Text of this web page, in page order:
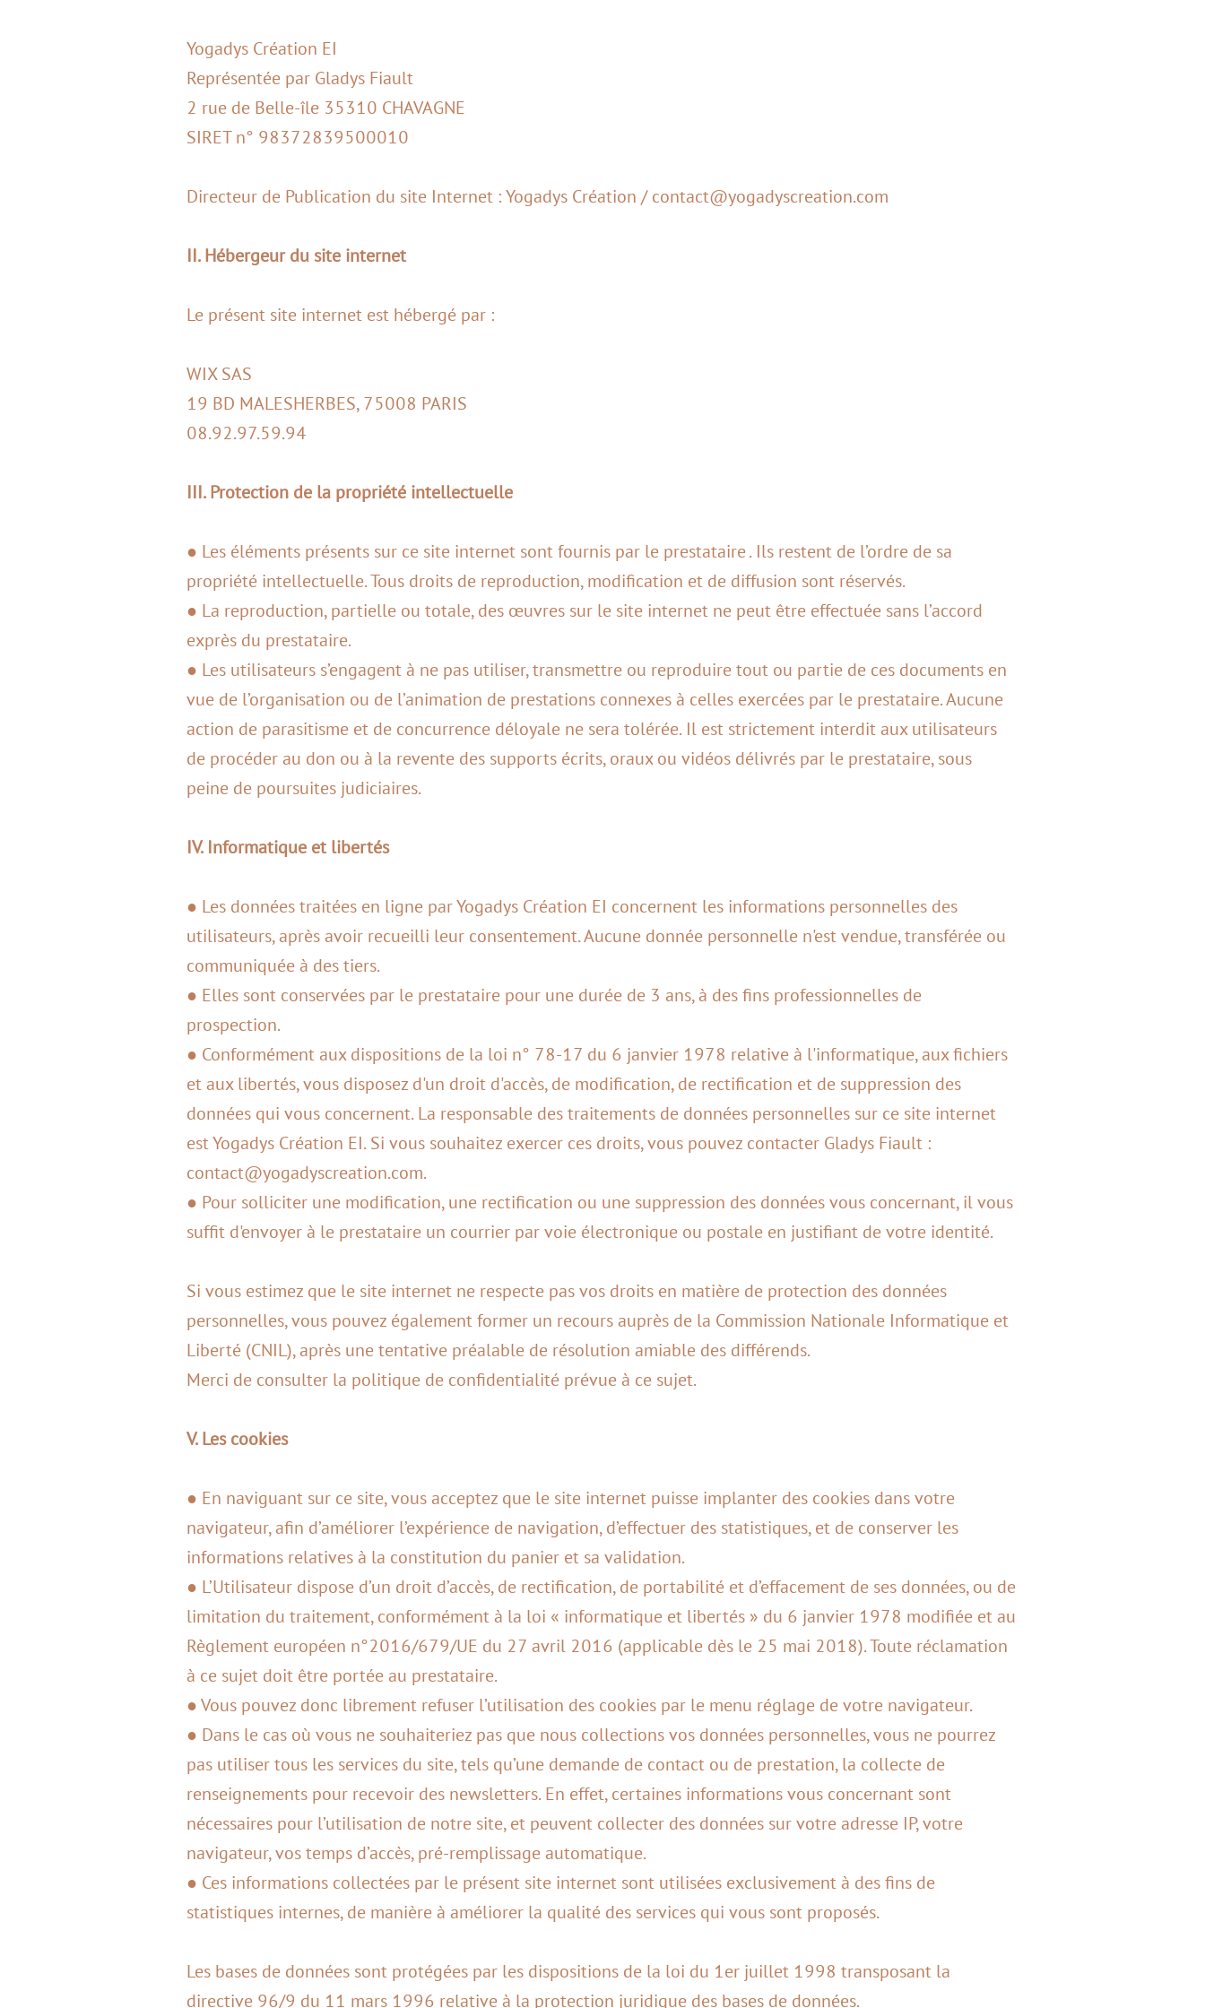
Yogadys Création EI
Représentée par Gladys Fiault
2 rue de Belle-île 35310 CHAVAGNE
SIRET n° 98372839500010
Directeur de Publication du site Internet : Yogadys Création / contact@yogadyscreation.com
II. Hébergeur du site internet
Le présent site internet est hébergé par :
WIX SAS
19 BD MALESHERBES, 75008 PARIS
08.92.97.59.94
III. Protection de la propriété intellectuelle
● Les éléments présents sur ce site internet sont fournis par le prestataire . Ils restent de l’ordre de sa
propriété intellectuelle. Tous droits de reproduction, modification et de diffusion sont réservés.
● La reproduction, partielle ou totale, des œuvres sur le site internet ne peut être effectuée sans l’accord
exprès du prestataire.
● Les utilisateurs s’engagent à ne pas utiliser, transmettre ou reproduire tout ou partie de ces documents en
vue de l’organisation ou de l’animation de prestations connexes à celles exercées par le prestataire. Aucune
action de parasitisme et de concurrence déloyale ne sera tolérée. Il est strictement interdit aux utilisateurs
de procéder au don ou à la revente des supports écrits, oraux ou vidéos délivrés par le prestataire, sous
peine de poursuites judiciaires.
IV. Informatique et libertés
● Les données traitées en ligne par Yogadys Création EI concernent les informations personnelles des
utilisateurs, après avoir recueilli leur consentement. Aucune donnée personnelle n'est vendue, transférée ou
communiquée à des tiers.
● Elles sont conservées par le prestataire pour une durée de 3 ans, à des fins professionnelles de
prospection.
● Conformément aux dispositions de la loi n° 78-17 du 6 janvier 1978 relative à l'informatique, aux fichiers
et aux libertés, vous disposez d'un droit d'accès, de modification, de rectification et de suppression des
données qui vous concernent. La responsable des traitements de données personnelles sur ce site internet
est Yogadys Création EI. Si vous souhaitez exercer ces droits, vous pouvez contacter Gladys Fiault :
contact@yogadyscreation.com.
● Pour solliciter une modification, une rectification ou une suppression des données vous concernant, il vous
suffit d'envoyer à le prestataire un courrier par voie électronique ou postale en justifiant de votre identité.
Si vous estimez que le site internet ne respecte pas vos droits en matière de protection des données
personnelles, vous pouvez également former un recours auprès de la Commission Nationale Informatique et
Liberté (CNIL), après une tentative préalable de résolution amiable des différends.
Merci de consulter la politique de confidentialité prévue à ce sujet.
V. Les cookies
● En naviguant sur ce site, vous acceptez que le site internet puisse implanter des cookies dans votre
navigateur, afin d’améliorer l’expérience de navigation, d’effectuer des statistiques, et de conserver les
informations relatives à la constitution du panier et sa validation.
● L’Utilisateur dispose d’un droit d’accès, de rectification, de portabilité et d’effacement de ses données, ou de
limitation du traitement, conformément à la loi « informatique et libertés » du 6 janvier 1978 modifiée et au
Règlement européen n°2016/679/UE du 27 avril 2016 (applicable dès le 25 mai 2018). Toute réclamation
à ce sujet doit être portée au prestataire.
● Vous pouvez donc librement refuser l’utilisation des cookies par le menu réglage de votre navigateur.
● Dans le cas où vous ne souhaiteriez pas que nous collections vos données personnelles, vous ne pourrez
pas utiliser tous les services du site, tels qu’une demande de contact ou de prestation, la collecte de
renseignements pour recevoir des newsletters. En effet, certaines informations vous concernant sont
nécessaires pour l’utilisation de notre site, et peuvent collecter des données sur votre adresse IP, votre
navigateur, vos temps d’accès, pré-remplissage automatique.
● Ces informations collectées par le présent site internet sont utilisées exclusivement à des fins de
statistiques internes, de manière à améliorer la qualité des services qui vous sont proposés.
Les bases de données sont protégées par les dispositions de la loi du 1er juillet 1998 transposant la
directive 96/9 du 11 mars 1996 relative à la protection juridique des bases de données.